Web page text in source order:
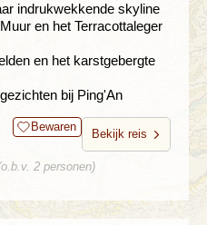
indrukwekkende skyline
en het Terracottaleger
en het karstgebergte
bij Ping'An
Bewaren
Bekijk reis
2 personen)